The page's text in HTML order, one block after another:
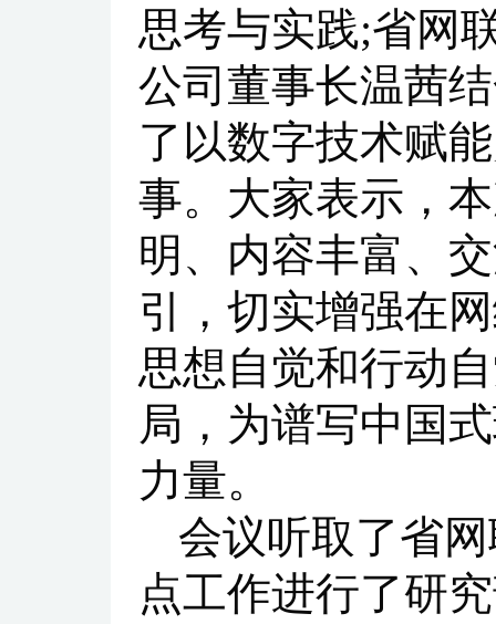
思考与实践;省网
公司董事长温茜
了以数字技术赋
事。大家表示，
明、内容丰富、
引，切实增强在
思想自觉和行动
局，为谱写中国
力量。
会议听取了省
点工作进行了研